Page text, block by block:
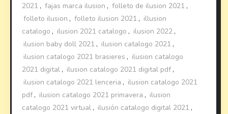
2021 , fajas marca ilusion , folleto de ilusion 2021 ,
folleto ilusion , folleto ilusion 2021 , illusion
catalogo , ilusion 2021 catalogo , ilusion 2022 ,
ilusion baby doll 2021 , ilusion catalogo 2021 ,
ilusion catalogo 2021 brasieres , ilusion catalogo
2021 digital , ilusion catalogo 2021 digital pdf ,
ilusion catalogo 2021 lenceria , ilusion catalogo 2021
pdf , ilusion catalogo 2021 primavera , ilusion
catalogo 2021 virtual , ilusión catalogo digital 2021 ,